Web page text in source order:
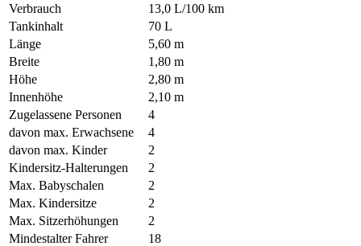
Verbrauch
13,0 L/100 km
Tankinhalt
70 L
Länge
5,60 m
Breite
1,80 m
Höhe
2,80 m
Innenhöhe
2,10 m
Zugelassene Personen
4
davon max. Erwachsene
4
davon max. Kinder
2
Kindersitz-Halterungen
2
Max. Babyschalen
2
Max. Kindersitze
2
Max. Sitzerhöhungen
2
Mindestalter Fahrer
18